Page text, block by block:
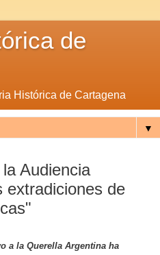
de
Histórica de Cartagena
▼
Audiencia
extradiciones de
a la Querella Argentina ha